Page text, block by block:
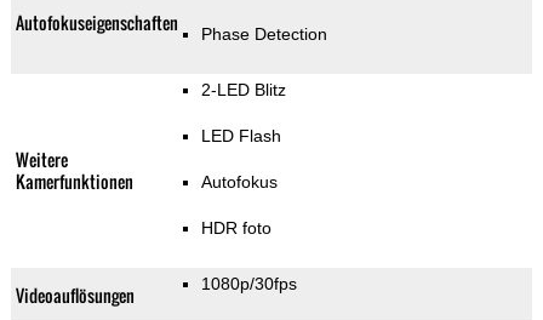
Autofokuseigenschaften Phase Detection
Weitere
Kamerfunktionen
2-LED Blitz
LED Flash
Autofokus
HDR foto
Videoauflösungen 1080p/30fps